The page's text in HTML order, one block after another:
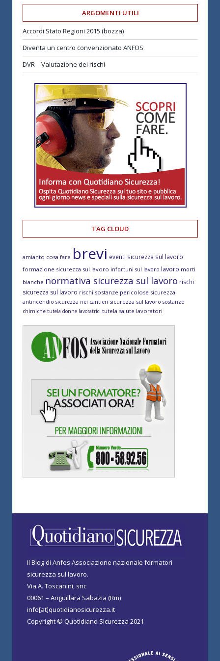
ARGOMENTI UTILI
Accordi Stato Regioni 2015 (bozza)
Diventa un centro convenzionato ANFOS
DVR – Valutazione dei rischi
TAG CLOUD
amianto cosa fare brevi eventi sicurezza sul lavoro
formazione sicurezza sul lavoro infortuni sul lavoro lavoro morti
bianche normativa sicurezza sul lavoro rischi
sicurezza sul lavoro rischi sostanze pericolose sicurezza
antincendio sicurezza nei cantieri sicurezza sul lavoro sostanze
chimiche tutela donne lavoratrici tutela salute lavoratori
Il Blog di Anfos Associazione nazionale formatori
sicurezza sul lavoro.
Via A. Toscanini, snc
00061 – Anguillara Sabazia (Rm)
info[at]quotidianosicurezza.it
Copyright © Quotidiano Sicurezza 2021